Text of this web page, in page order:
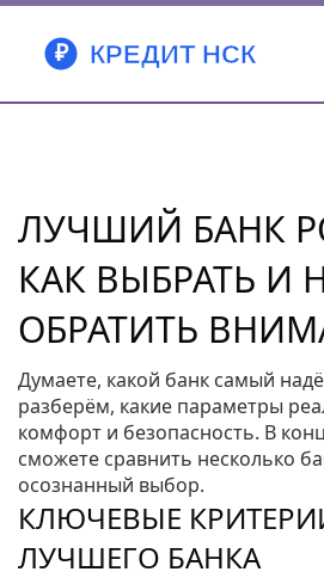
ЛУЧШИЙ БАНК
КАК ВЫБРАТЬ И
ОБРАТИТЬ
Думаете, какой банк самый
разберём, какие параметры
комфорт и безопасность. В
сможете сравнить несколько
осознанный выбор.
КЛЮЧЕВЫЕ
ЛУЧШЕГО БАНКА